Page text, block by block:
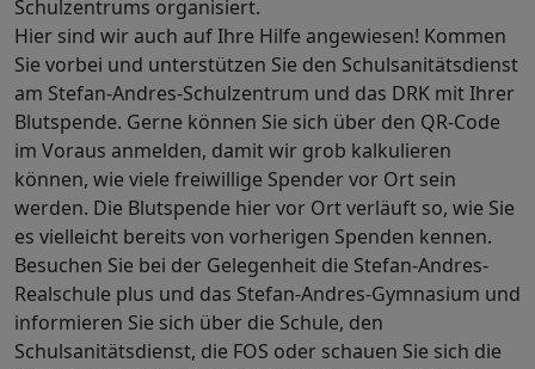
Schulzentrums organisiert.
Hier sind wir auch auf Ihre Hilfe angewiesen! Kommen
Sie vorbei und unterstützen Sie den Schulsanitätsdienst
am Stefan-Andres-Schulzentrum und das DRK mit Ihrer
Blutspende. Gerne können Sie sich über den QR-Code
im Voraus anmelden, damit wir grob kalkulieren
können, wie viele freiwillige Spender vor Ort sein
werden. Die Blutspende hier vor Ort verläuft so, wie Sie
es vielleicht bereits von vorherigen Spenden kennen.
Besuchen Sie bei der Gelegenheit die Stefan-Andres-
Realschule plus und das Stefan-Andres-Gymnasium und
informieren Sie sich über die Schule, den
Schulsanitätsdienst, die FOS oder schauen Sie sich die